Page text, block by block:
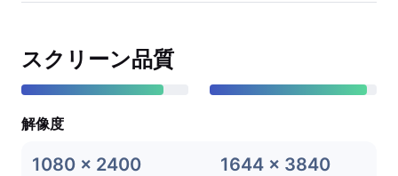
スクリーン品質
解像度
1080 x 2400 1644 x 3840